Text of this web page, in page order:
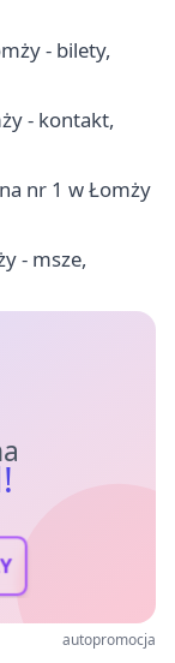
- bilety,
- kontakt,
nr 1 w Łomży
- msze,
autopromocja